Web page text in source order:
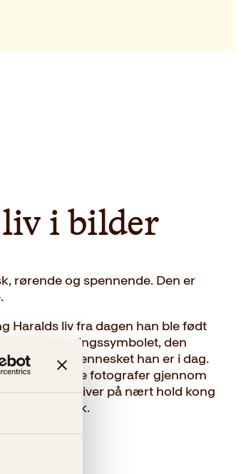
i bilder
rørende og spennende. Den er
Haralds liv fra dagen han ble født
samlingssymbolet, den
medmennesket han er i dag.
fremste fotografer gjennom
beskriver på nært hold kong
som monark.